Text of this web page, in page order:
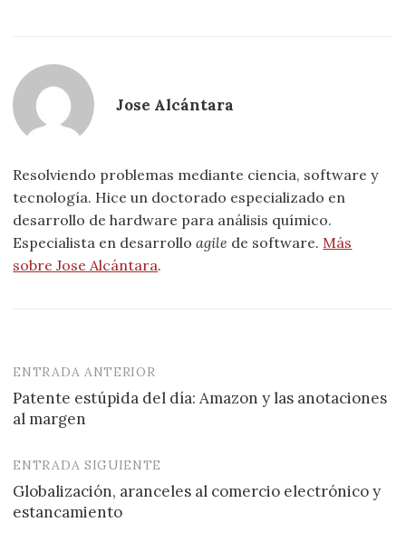
Jose Alcántara
Resolviendo problemas mediante ciencia, software y
tecnología. Hice un doctorado especializado en
desarrollo de hardware para análisis químico.
Especialista en desarrolloagile de software. Más
sobre Jose Alcántara.
Navegación
de
ENTRADA ANTERIOR
Patente estúpida del día: Amazon y las anotaciones
al margen
ENTRADA SIGUIENTE
Globalización, aranceles al comercio electrónico y
estancamiento